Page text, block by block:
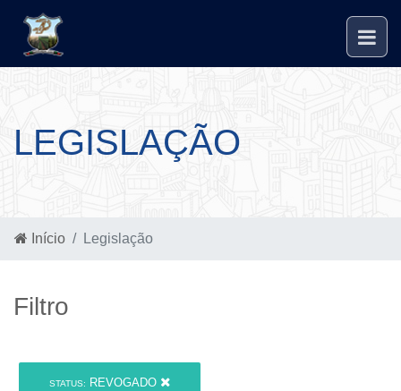
LEGISLAÇÃO
Início Legislação
Filtro
STATUS: REVOGADO